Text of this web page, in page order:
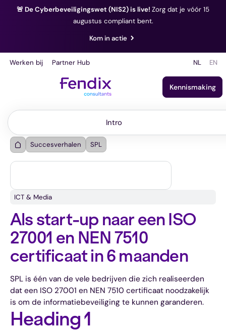
🚨 De Cyberbeveiligingswet (NIS2) is live! Zorg dat je vóór 15
augustus compliant bent.
Kom in actie
Werken bij Partner Hub NL EN
Kennismaking
Intro
Intro
Succesverhalen SPL
ICT & Media
Als start-up naar een ISO
27001 en NEN 7510
certificaat in 6 maanden
SPL is één van de vele bedrijven die zich realiseerden
dat een ISO 27001 en NEN 7510 certificaat noodzakelijk
is om de informatiebeveiliging te kunnen garanderen.
Heading 1